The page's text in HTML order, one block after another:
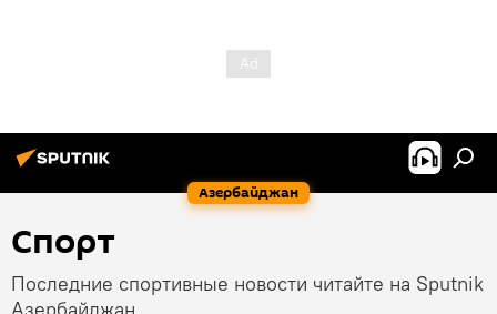
Азербайджан
Спорт
Последние спортивные новости читайте на Sputnik